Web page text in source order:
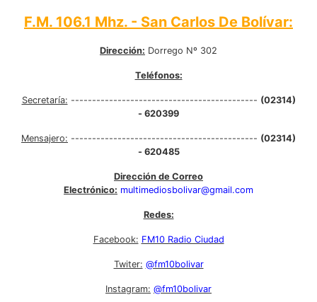
F.M. 106.1 Mhz. - San Carlos De Bolívar:
Dirección: Dorrego Nº 302
Teléfonos:
Secretaría: -------------------------------------------- (02314)
- 620399
Mensajero: -------------------------------------------- (02314)
- 620485
Dirección de Correo
Electrónico: multimediosbolivar@gmail.com
Redes:
Facebook: FM10 Radio Ciudad
Twiter: @fm10bolivar
Instagram: @fm10bolivar